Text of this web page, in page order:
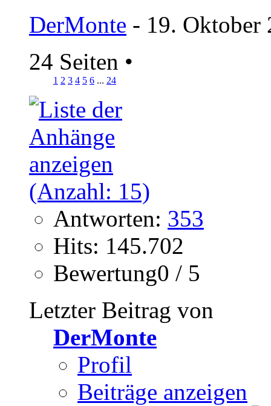
DerMonte - 19. Oktober
24 Seiten •
1 2 3 4 5 6 ... 24
Antworten: 353
Hits: 145.702
Bewertung0 / 5
Letzter Beitrag von
DerMonte
Profil
Beiträge anzeigen